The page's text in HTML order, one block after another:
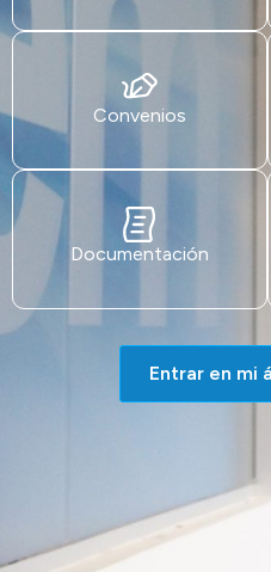
Convenios
Documentación
Entrar en mi